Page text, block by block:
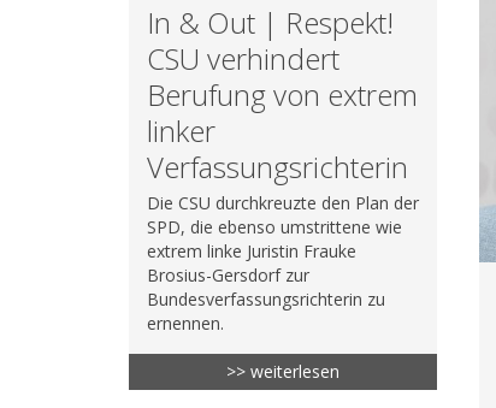
In & Out | Respekt!
CSU verhindert
Berufung von extrem
linker
Verfassungsrichterin
Die CSU durchkreuzte den Plan der
SPD, die ebenso umstrittene wie
extrem linke Juristin Frauke
Brosius-Gersdorf zur
Bundesverfassungsrichterin zu
ernennen.
>> weiterlesen